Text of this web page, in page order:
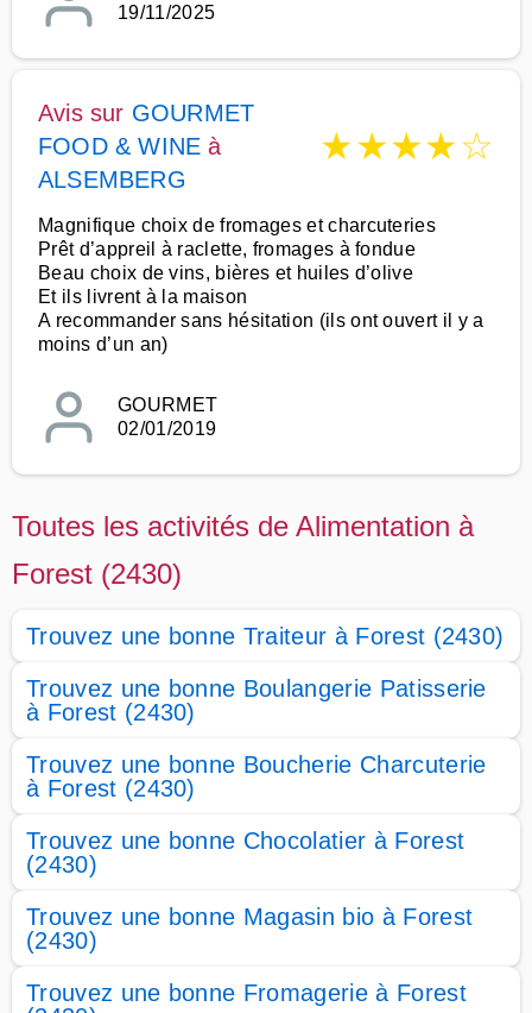
19/11/2025
Avis sur GOURMET
FOOD & WINEà
ALSEMBERG
★★★★☆
Magnifique choix de fromages et charcuteries
Prêt d’appreil à raclette, fromages à fondue
Beau choix de vins, bières et huiles d’olive
Et ils livrent à la maison
A recommander sans hésitation (ils ont ouvert il y a
moins d’un an)
GOURMET
02/01/2019
Toutes les activités de Alimentation à
Forest (2430)
Trouvez une bonne Traiteur à Forest (2430)
Trouvez une bonne Boulangerie Patisserie
à Forest (2430)
Trouvez une bonne Boucherie Charcuterie
à Forest (2430)
Trouvez une bonne Chocolatier à Forest
(2430)
Trouvez une bonne Magasin bio à Forest
(2430)
Trouvez une bonne Fromagerie à Forest